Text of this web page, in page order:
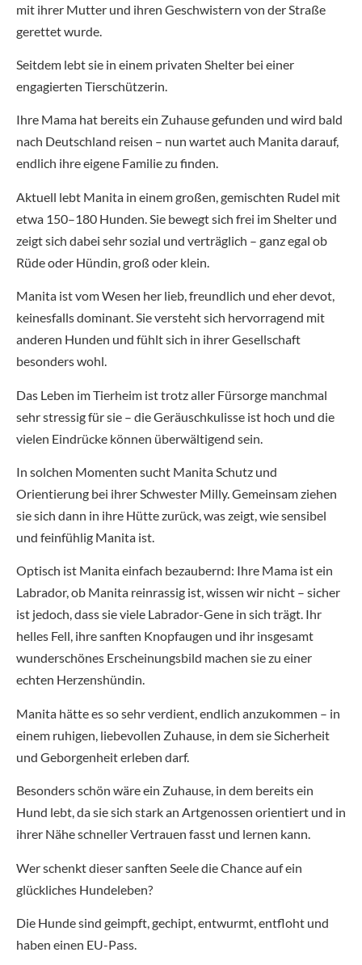
mit ihrer Mutter und ihren Geschwistern von der Straße
gerettet wurde.
Seitdem lebt sie in einem privaten Shelter bei einer
engagierten Tierschützerin.
Ihre Mama hat bereits ein Zuhause gefunden und wird bald
nach Deutschland reisen – nun wartet auch Manita darauf,
endlich ihre eigene Familie zu finden.
Aktuell lebt Manita in einem großen, gemischten Rudel mit
etwa 150–180 Hunden. Sie bewegt sich frei im Shelter und
zeigt sich dabei sehr sozial und verträglich – ganz egal ob
Rüde oder Hündin, groß oder klein.
Manita ist vom Wesen her lieb, freundlich und eher devot,
keinesfalls dominant. Sie versteht sich hervorragend mit
anderen Hunden und fühlt sich in ihrer Gesellschaft
besonders wohl.
Das Leben im Tierheim ist trotz aller Fürsorge manchmal
sehr stressig für sie – die Geräuschkulisse ist hoch und die
vielen Eindrücke können überwältigend sein.
In solchen Momenten sucht Manita Schutz und
Orientierung bei ihrer Schwester Milly. Gemeinsam ziehen
sie sich dann in ihre Hütte zurück, was zeigt, wie sensibel
und feinfühlig Manita ist.
Optisch ist Manita einfach bezaubernd: Ihre Mama ist ein
Labrador, ob Manita reinrassig ist, wissen wir nicht – sicher
ist jedoch, dass sie viele Labrador-Gene in sich trägt. Ihr
helles Fell, ihre sanften Knopfaugen und ihr insgesamt
wunderschönes Erscheinungsbild machen sie zu einer
echten Herzenshündin.
Manita hätte es so sehr verdient, endlich anzukommen – in
einem ruhigen, liebevollen Zuhause, in dem sie Sicherheit
und Geborgenheit erleben darf.
Besonders schön wäre ein Zuhause, in dem bereits ein
Hund lebt, da sie sich stark an Artgenossen orientiert und in
ihrer Nähe schneller Vertrauen fasst und lernen kann.
Wer schenkt dieser sanften Seele die Chance auf ein
glückliches Hundeleben?
Die Hunde sind geimpft, gechipt, entwurmt, entfloht und
haben einen EU-Pass.